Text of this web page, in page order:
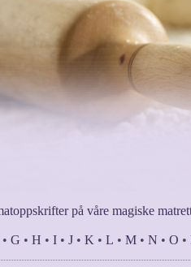
på våre magiske
G • H • I• J• K • L • M• N • O •